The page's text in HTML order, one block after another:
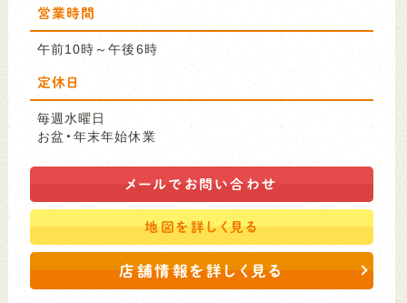
営業時間
午前10時～午後6時
定休日
毎週水曜日
お盆・年末年始休業
メールで お問い合わせ
地図を詳しく見る
店舗情報を詳しく見る